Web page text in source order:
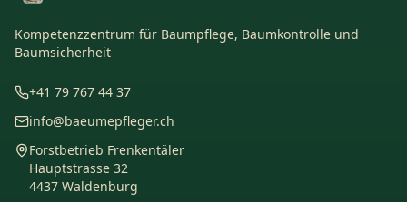
Kompetenzzentrum für Baumpflege, Baumkontrolle und
Baumsicherheit
+41 79 767 44 37
info@baeumepfleger.ch
Forstbetrieb Frenkentäler
Hauptstrasse 32
4437 Waldenburg